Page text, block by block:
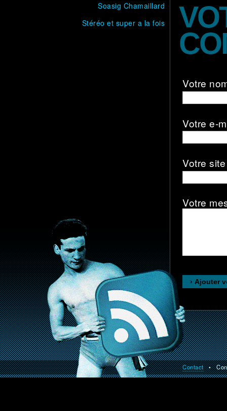
Soasig Chamaillard
Stéréo et super a la fois
Votre
Votre e-
Votre
Votre
Contact•